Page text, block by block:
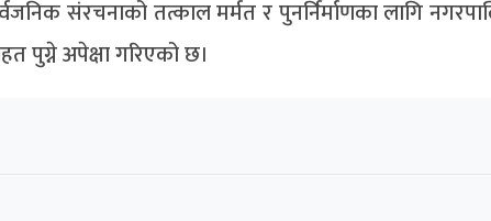
संरचनाको तत्काल मर्मत र पुनर्निर्माणका लागि
पुग्ने अपेक्षा गरिएको छ।